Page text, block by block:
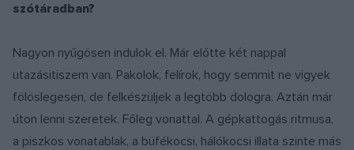
szótáradban?
Nagyon nyűgösen indulok el. Már előtte két nappal
utazásitiszem van. Pakolok, felírok, hogy semmit ne vigyek
fölöslegesen, de felkészüljek a legtöbb dologra. Aztán már
úton lenni szeretek. Főleg vonattal. A gépkattogás ritmusa,
a piszkos vonatablak, a büfékocsi, hálókocsi illata szinte más